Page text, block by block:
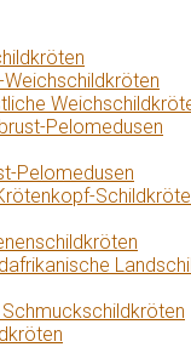
Pelomedusen
Pelomedusen